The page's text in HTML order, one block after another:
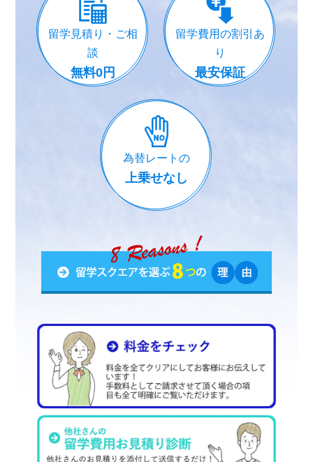
留学見積り・ご相
談
無料0円
留学費用の割引あ
り
最安保証
為替レートの
上乗せなし